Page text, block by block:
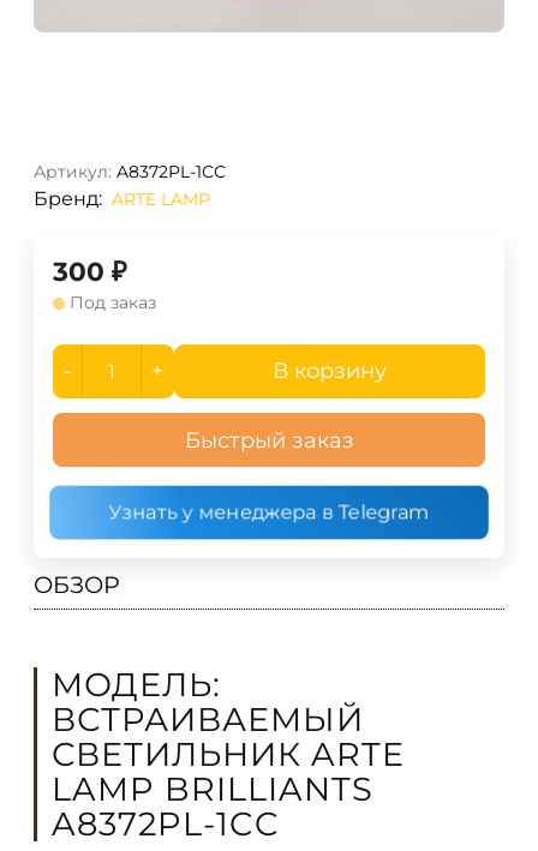
Артикул: A8372PL-1CC
Бренд: ARTE LAMP
300 ₽
Под заказ
- + В корзину
Быстрый заказ
Узнать у менеджера в Telegram
ОБЗОР
МОДЕЛЬ:
ВСТРАИВАЕМЫЙ
СВЕТИЛЬНИК ARTE
LAMP BRILLIANTS
A8372PL-1CC